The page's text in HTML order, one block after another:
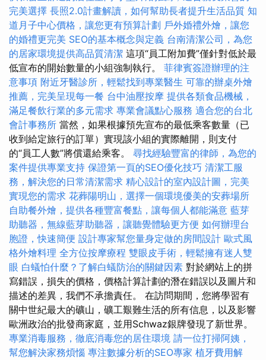
完美選擇 長照2.0計畫解讀，如何幫助長者提升生活品質 知
道月子中心價格，讓您更有預算計劃 戶外婚禮外燴，讓您
的婚禮更完美 SEO的基本概念與定義 台南清潔公司，為您
的居家環境提供高品質清潔 這項“員工附加費”僅針對低於最
低宣布的開始數量的小組強制執行。 菲律賓簽證辦理的注
意事項 附近牙醫診所，輕鬆找到專業醫生 可靠的辦桌外燴
推薦，完美呈現每一餐 台中油壓按摩 提供各類食品機械，
滿足餐飲行業的多元需求 專業會議點心服務 適合您的台北
會計事務所 當然，如果根據預先宣布的最低乘客數量（已
收到給定旅行的訂單）實現該小組的實際離開，則支付
的“員工人數”將償還給乘客。 尋找經驗豐富的律師，為您的
案件提供專業支持 保證第一頁的SEO優化技巧 清潔工服
務，解決您的日常清潔需求 精心設計的室內設計圖，完美
實現您的需求 花葬陽明山，選擇一個環境優美的安葬場所
自助餐外燴，提供各種豐富餐點，讓每個人都能滿意 藍芽
助聽器，無線藍芽助聽器，讓聽覺體驗更方便 如何辦理台
胞證，快速簡便 設計專家幫您量身定做的房間設計 歐式風
格外燴料理 全方位按摩療程 雙眼皮手術，輕鬆擁有迷人雙
眼 白蟻怕什麼？了解白蟻防治的關鍵因素 對於網站上的拼
寫錯誤，損失的價格，價格計算計劃的潛在錯誤以及圖片和
描述的差異，我們不承擔責任。 在訪問期間，您將學習有
關中世紀最大的礦山，礦工艱難生活的所有信息，以及影響
歐洲政治的批發商家庭，並用Schwaz銀牌發現了新世界。
專業消毒服務，徹底消毒您的居住環境 請一位打掃阿姨，
幫您解決家務煩惱 專注數據分析的SEO專家 植牙費用解